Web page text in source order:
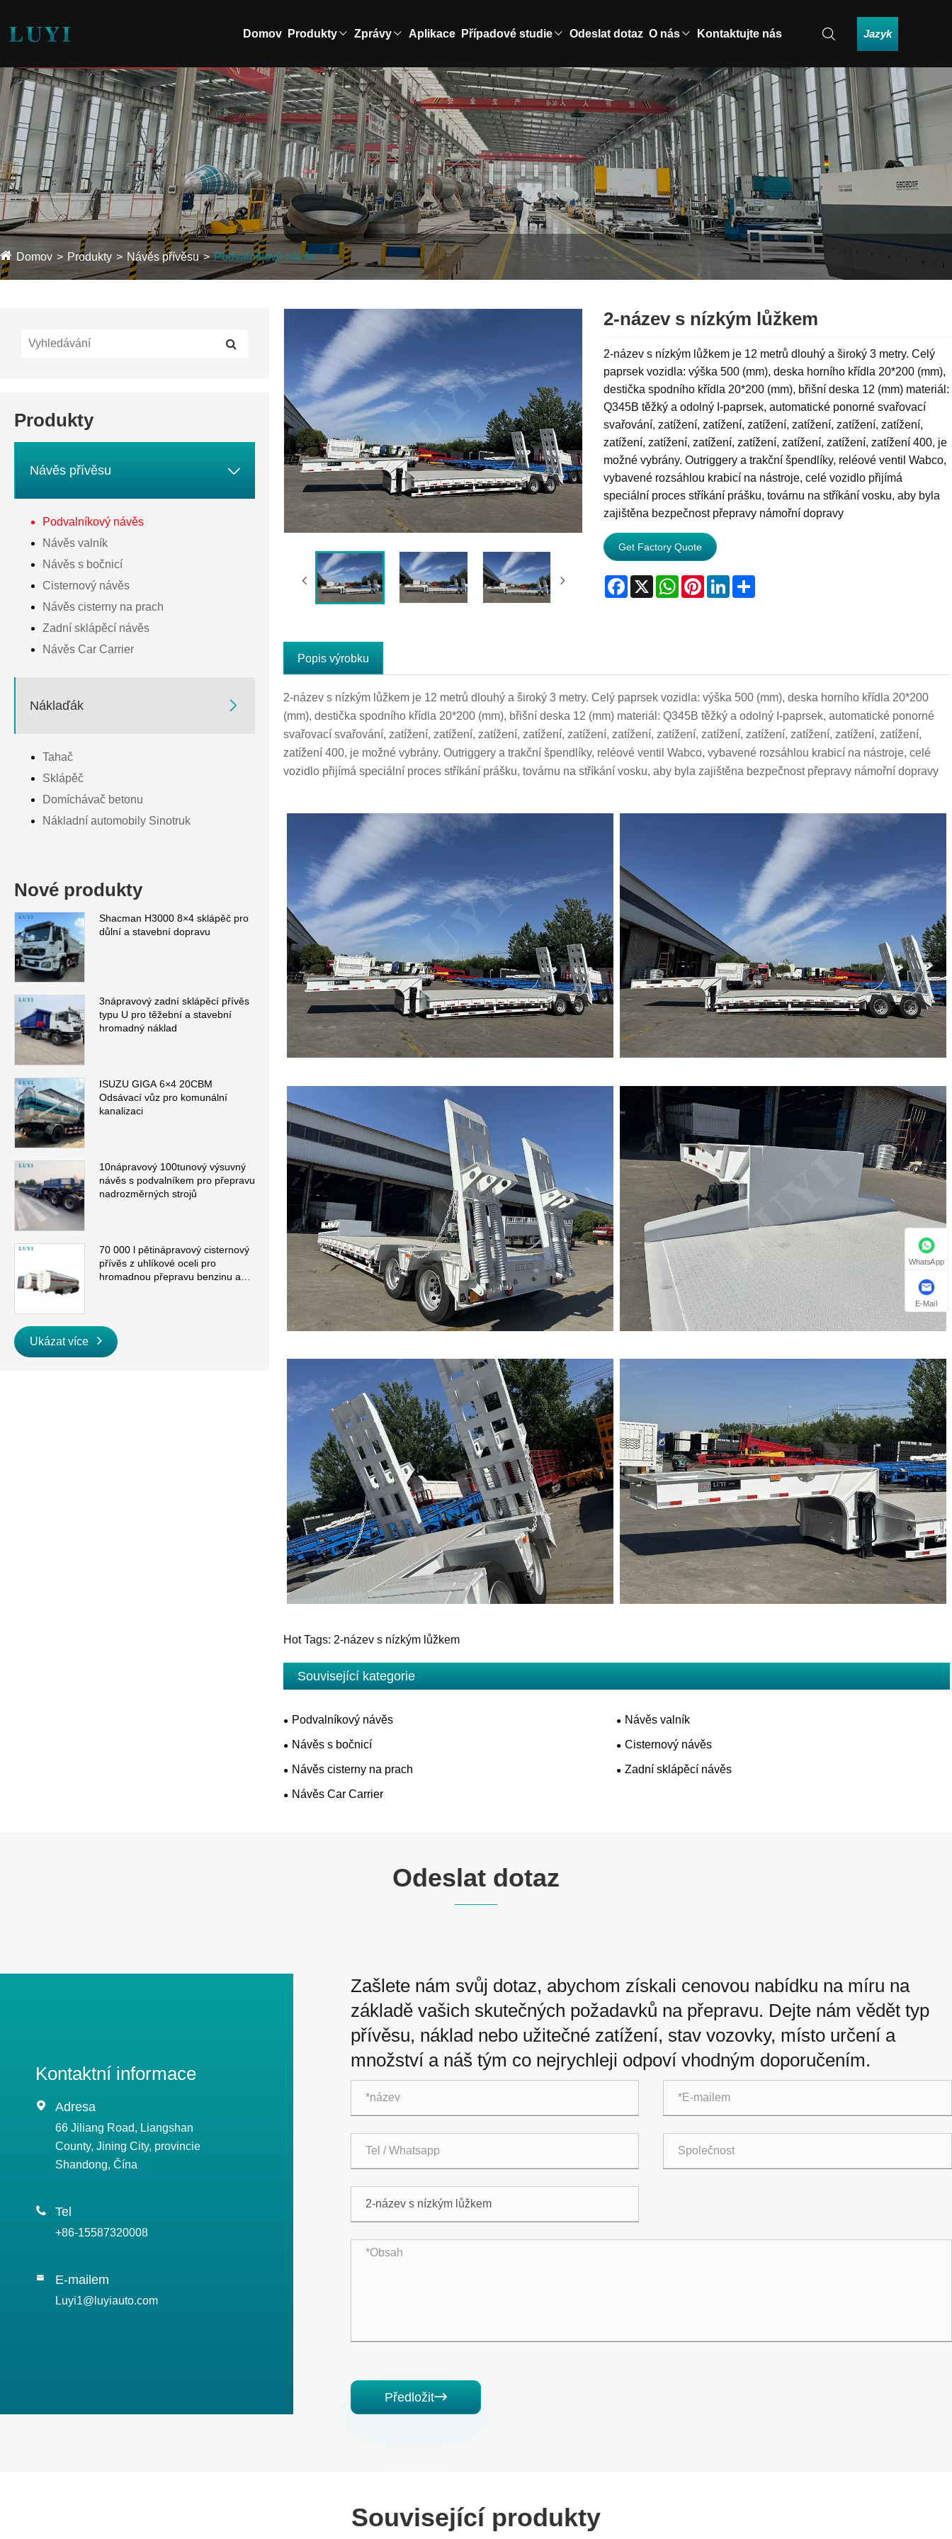
Domov Produkty Zprávy Aplikace Případové studie Odeslat dotaz O nás Kontaktujte nás Jazyk
Domov Produkty Návěs přívěsu Podvalníkový návěs
Produkty
Návěs přívěsu 
Podvalníkový návěs
Návěs valník
Návěs s bočnicí
Cisternový návěs
Návěs cisterny na prach
Zadní sklápěcí návěs
Návěs Car Carrier
Náklaďák 
Tahač
Sklápěč
Domíchávač betonu
Nákladní automobily Sinotruk
Nové produkty
Shacman H3000 8×4 sklápěč pro
důlní a stavební dopravu
3nápravový zadní sklápěcí přívěs
typu U pro těžební a stavební
hromadný náklad
ISUZU GIGA 6×4 20CBM
Odsávací vůz pro komunální
kanalizaci
10nápravový 100tunový výsuvný
návěs s podvalníkem pro přepravu
nadrozměrných strojů
70 000 l pětinápravový cisternový
přívěs z uhlíkové oceli pro
hromadnou přepravu benzinu a
Ukázat více
2-název s nízkým lůžkem
2-název s nízkým lůžkem je 12 metrů dlouhý a široký 3 metry. Celý
paprsek vozidla: výška 500 (mm), deska horního křídla 20*200 (mm),
destička spodního křídla 20*200 (mm), břišní deska 12 (mm) materiál:
Q345B těžký a odolný I-paprsek, automatické ponorné svařovací
svařování, zatížení, zatížení, zatížení, zatížení, zatížení, zatížení,
zatížení, zatížení, zatížení, zatížení, zatížení, zatížení, zatížení 400, je
možné vybrány. Outriggery a trakční špendlíky, reléové ventil Wabco,
vybavené rozsáhlou krabicí na nástroje, celé vozidlo přijímá
speciální proces stříkání prášku, továrnu na stříkání vosku, aby byla
zajištěna bezpečnost přepravy námořní dopravy
Get Factory Quote
Facebook
X WhatsApp
PinterestLinkedInShare
Popis výrobku
2-název s nízkým lůžkem je 12 metrů dlouhý a široký 3 metry. Celý paprsek vozidla: výška 500 (mm), deska horního křídla 20*200
(mm), destička spodního křídla 20*200 (mm), břišní deska 12 (mm) materiál: Q345B těžký a odolný I-paprsek, automatické ponorné
svařovací svařování, zatížení, zatížení, zatížení, zatížení, zatížení, zatížení, zatížení, zatížení, zatížení, zatížení, zatížení, zatížení,
zatížení 400, je možné vybrány. Outriggery a trakční špendlíky, reléové ventil Wabco, vybavené rozsáhlou krabicí na nástroje, celé
vozidlo přijímá speciální proces stříkání prášku, továrnu na stříkání vosku, aby byla zajištěna bezpečnost přepravy námořní dopravy
Hot Tags: 2-název s nízkým lůžkem
Související kategorie
Podvalníkový návěs Návěs valník
Návěs s bočnicí Cisternový návěs
Návěs cisterny na prach Zadní sklápěcí návěs
Návěs Car Carrier
Odeslat dotaz
Kontaktní informace
 Adresa
66 Jiliang Road, Liangshan
County, Jining City, provincie
Shandong, Čína
 Tel
+86-15587320008
 E-mailem
Luyi1@luyiauto.com
Zašlete nám svůj dotaz, abychom získali cenovou nabídku na míru na
základě vašich skutečných požadavků na přepravu. Dejte nám vědět typ
přívěsu, náklad nebo užitečné zatížení, stav vozovky, místo určení a
množství a náš tým co nejrychleji odpoví vhodným doporučením.
Předložit
Související produkty
WhatsApp
E-Mail